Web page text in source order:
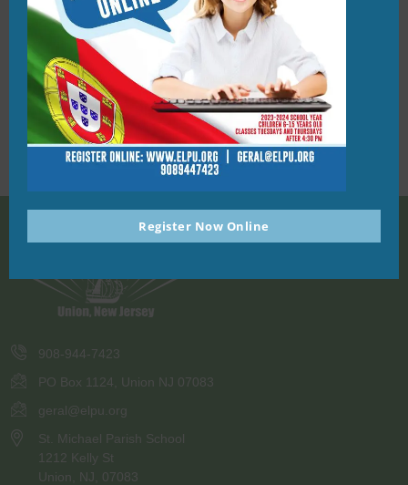
escola em Newark desde 2013. Ano em que também
comecei a dar aulas de Língua Portuguesa na Escola
Portuguesa de Union. Sou a professora do Primeiro Ano.
Gosto muito de ensinar a Língua e Cultura Portuguesa
porque me faz sentir mais perto das minhas raízes. Quando
não estou nas escolas gosto de cozinhar, estar com os
amigos, ir ao cinema, passear e conhecer novos lugares,
ouvir música ou ler
908-944-7423
PO Box 1124, Union NJ 07083
geral@elpu.org
St. Michael Parish School
1212 Kelly St
Union, NJ, 07083
Register Now Online